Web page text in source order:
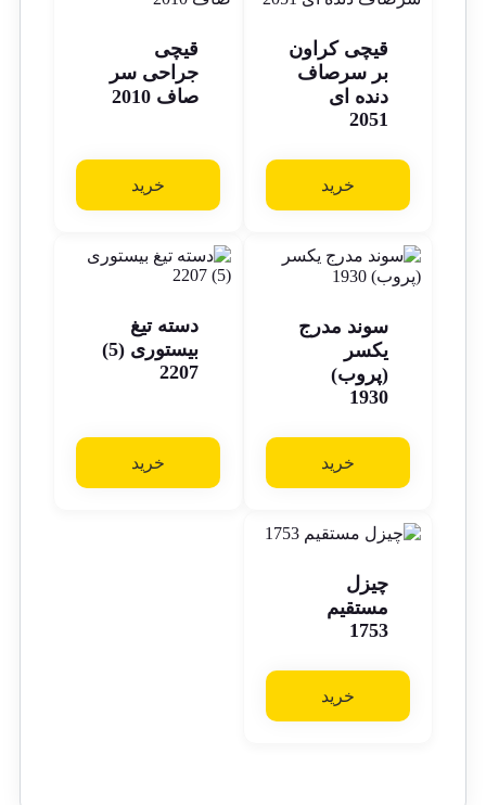
قیچی کراون
بر سرصاف
دنده ای
2051
خرید
قیچی
جراحی سر
صاف 2010
خرید
سوند مدرج
یکسر
(پروب)
1930
خرید
دسته تیغ
بیستوری (5)
2207
خرید
چیزل
مستقیم
1753
خرید